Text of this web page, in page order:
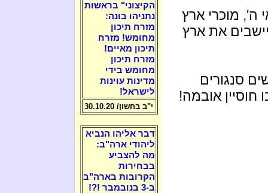
ה', מוכרי ארץ
את ארץ
סנגורים
חוסיין אובמה!
הקיצוני" בראשות
נתניהו בונה:
מזרח תיכון
מחומש! מזרח
תיכון מאיים!
מזרח תיכון
מחומש בידי
מדינות עוינות
לישראל!
י"ב בחשון/ 30.10.20
דבר אליהו הנביא
ליהודי ארה"ב:
מה להצביע
בבחירות
הקרובות בארה"ב
ב-3 בנובמבר !?!